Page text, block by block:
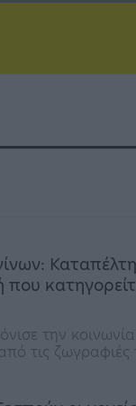
την κοινωνία
τις ζωγραφιές